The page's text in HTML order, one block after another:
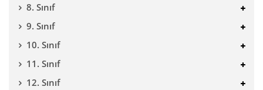
8. Sınıf
9. Sınıf
10. Sınıf
11. Sınıf
12. Sınıf